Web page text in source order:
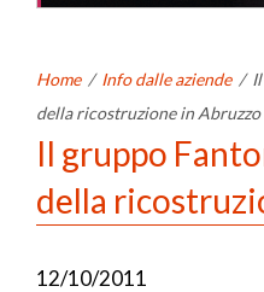
Home / Info dalle aziende /
della ricostruzione in Abruzzo
Il gruppo
della
12/10/2011